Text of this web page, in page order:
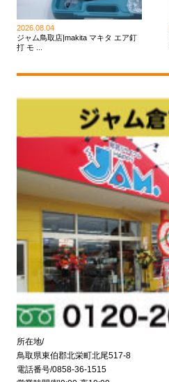
2026.08.04
ジャム鳥取店|makita マキタ エア釘
打 モ ...
所在地/
鳥取県東伯郡北栄町北尾517-8
電話番号/0858-36-1515